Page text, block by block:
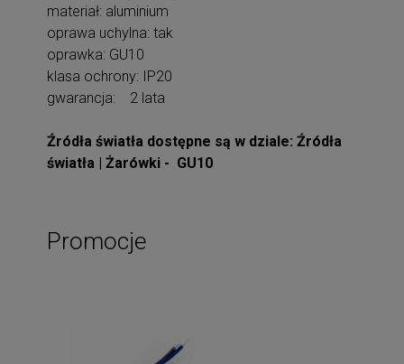
materiał: aluminium
oprawa uchylna: tak
oprawka: GU10
klasa ochrony: IP20
gwarancja: 2 lata
Źródła światła dostępne są w dziale: Źródła
światła | Żarówki - GU10
Promocje